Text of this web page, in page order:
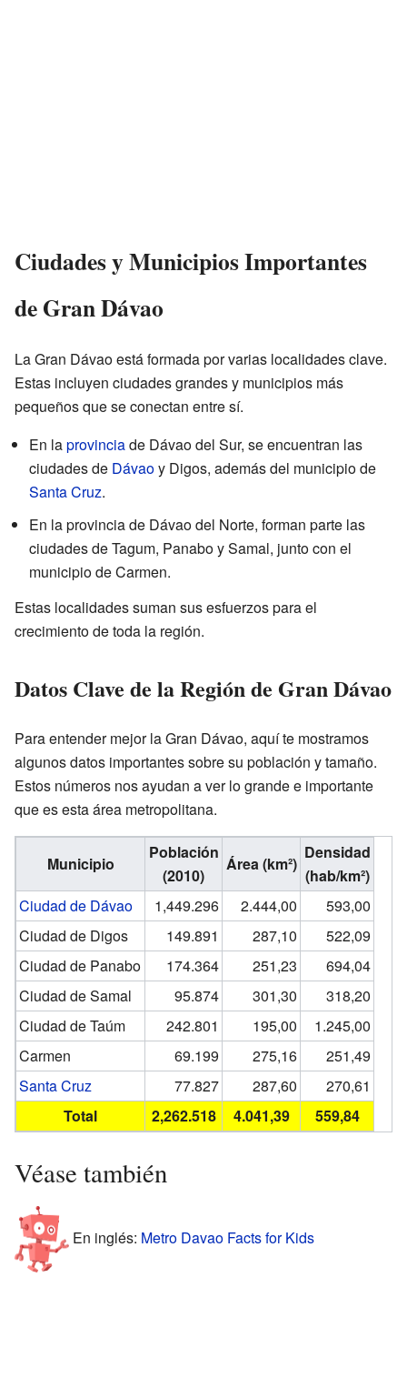
Ciudades y Municipios Importantes
de Gran Dávao
La Gran Dávao está formada por varias localidades clave.
Estas incluyen ciudades grandes y municipios más
pequeños que se conectan entre sí.
En laprovinciade Dávao del Sur, se encuentran las
ciudades de Dávaoy Digos, además del municipio de
Santa Cruz.
En la provincia de Dávao del Norte, forman parte las
ciudades de Tagum, Panabo y Samal, junto con el
municipio de Carmen.
Estas localidades suman sus esfuerzos para el
crecimiento de toda la región.
Datos Clave de la Región de Gran Dávao
Para entender mejor la Gran Dávao, aquí te mostramos
algunos datos importantes sobre su población y tamaño.
Estos números nos ayudan a ver lo grande e importante
que es esta área metropolitana.
Municipio
Población
(2010)
Área (km²)
Densidad
(hab/km²)
Ciudad de Dávao
1,449.296 2.444,00
593,00
Ciudad de Digos
149.891 287,10
522,09
Ciudad de Panabo
174.364 251,23
694,04
Ciudad de Samal
95.874 301,30
318,20
Ciudad de Taúm
242.801 195,00
1.245,00
Carmen
69.199 275,16
251,49
Santa Cruz
77.827 287,60
270,61
Total
2,262.518 4.041,39 559,84
Véase también
En inglés: Metro Davao Facts for Kids